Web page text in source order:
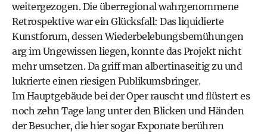
weitergezogen. Die überregional wahrgenommene
Retrospektive war ein Glücksfall: Das liquidierte
Kunstforum, dessen Wiederbelebungsbemühungen
arg im Ungewissen liegen, konnte das Projekt nicht
mehr umsetzen. Da griff man albertinaseitig zu und
lukrierte einen riesigen Publikumsbringer.
Im Hauptgebäude bei der Oper rauscht und flüstert es
noch zehn Tage lang unter den Blicken und Händen
der Besucher, die hier sogar Exponate berühren